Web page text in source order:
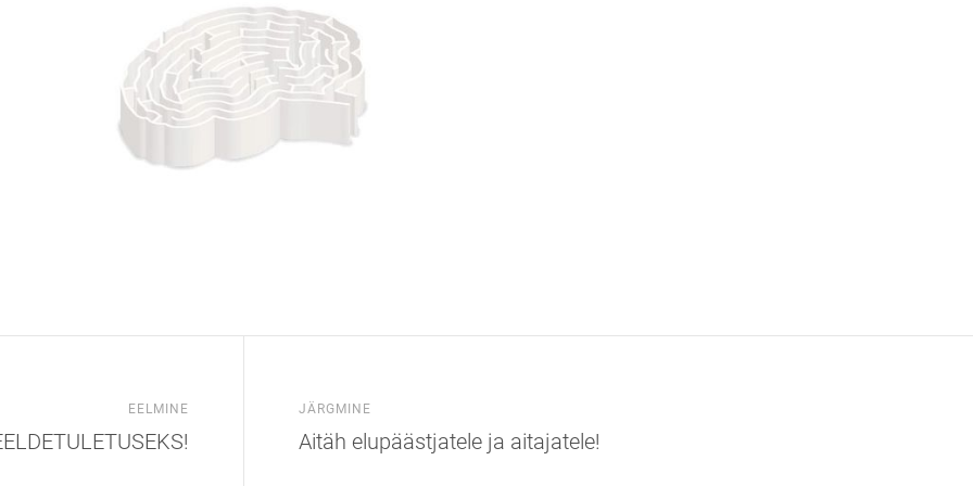
EELMINE JÄRGMINE
Aitäh elupäästjatele ja aitajatele!